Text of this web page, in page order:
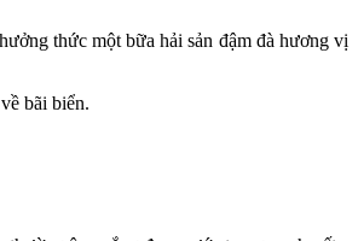
thức một bữa hải sản đậm đà hương vị
bãi biển.